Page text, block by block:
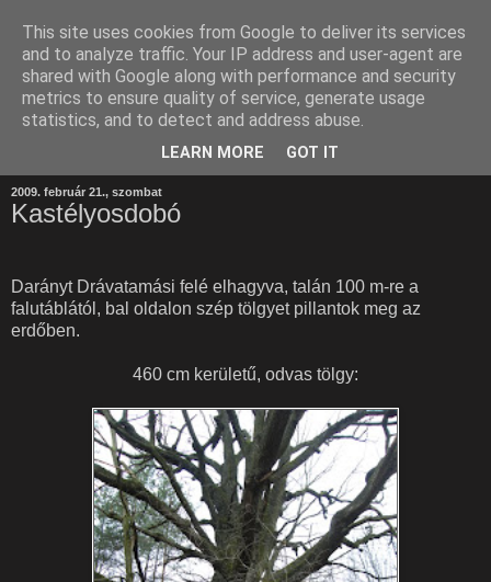
2009. február 21., szombat
Kastélyosdobó
Darányt Drávatamási felé elhagyva, talán 100 m-re a
falutáblától, bal oldalon szép tölgyet pillantok meg az
erdőben.
460 cm kerületű, odvas tölgy:
This site uses cookies from Google to deliver its services
and to analyze traffic. Your IP address and user-agent are
shared with Google along with performance and security
metrics to ensure quality of service, generate usage
statistics, and to detect and address abuse.
LEARN MORE GOT IT